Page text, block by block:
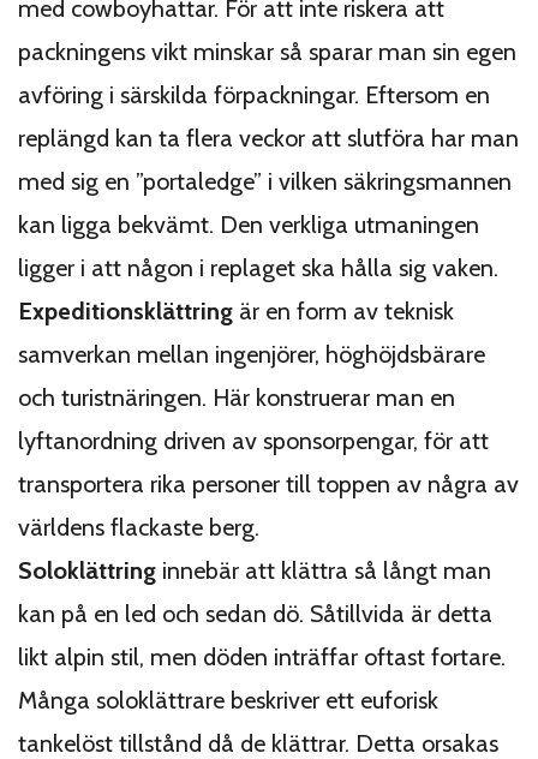
med cowboyhattar. För att inte riskera att
packningens vikt minskar så sparar man sin egen
avföring i särskilda förpackningar. Eftersom en
replängd kan ta flera veckor att slutföra har man
med sig en ”portaledge” i vilken säkringsmannen
kan ligga bekvämt. Den verkliga utmaningen
ligger i att någon i replaget ska hålla sig vaken.
Expeditionsklättring är en form av teknisk
samverkan mellan ingenjörer, höghöjdsbärare
och turistnäringen. Här konstruerar man en
lyftanordning driven av sponsorpengar, för att
transportera rika personer till toppen av några av
världens flackaste berg.
Soloklättring innebär att klättra så långt man
kan på en led och sedan dö. Såtillvida är detta
likt alpin stil, men döden inträffar oftast fortare.
Många soloklättrare beskriver ett euforisk
tankelöst tillstånd då de klättrar. Detta orsakas